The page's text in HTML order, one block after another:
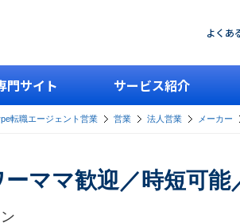
よくあ
門サイト サービス紹介
転職エージェント営業 営業 法人営業 メーカー
ママ歓迎／時短可能